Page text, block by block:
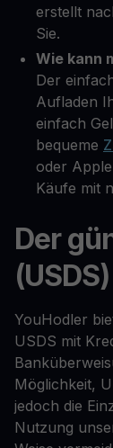
erstellt
Sie.
Wie kann
Der
Aufladen
einfach
bequeme
oder
Käufe mit
Der
YouHodler
USDS mit
Möglichkeit,
jedoch die
Nutzung